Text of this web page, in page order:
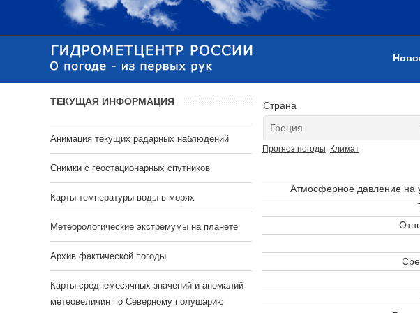
Страна
Прогноз погоды Климат
Атмосферное давление на
ТЕКУЩАЯ ИНФОРМАЦИЯ
Анимация текущих радарных наблюдений
Cнимки с геостационарных спутников
Карты температуры воды в морях
Метеорологические экстремумы на планете
Архив фактической погоды
Карты среднемесячных значений и аномалий
метеовеличин по Северному полушарию